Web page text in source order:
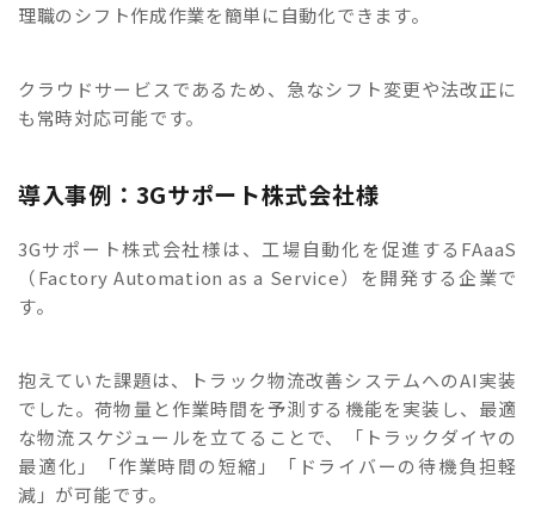
理職のシフト作成作業を簡単に自動化できます。
クラウドサービスであるため、急なシフト変更や法改正に
も常時対応可能です。
導入事例：3Gサポート株式会社様
3Gサポート株式会社様は、工場自動化を促進するFAaaS
（Factory Automation as a Service）を開発する企業で
す。
抱えていた課題は、トラック物流改善システムへのAI実装
でした。荷物量と作業時間を予測する機能を実装し、最適
な物流スケジュールを立てることで、「トラックダイヤの
最適化」「作業時間の短縮」「ドライバーの待機負担軽
減」が可能です。